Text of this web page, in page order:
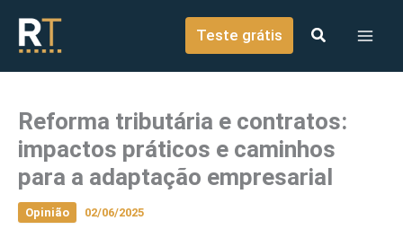
conteúdo
Teste grátis
Reforma tributária e contratos:
impactos práticos e caminhos
para a adaptação empresarial
Opinião 02/06/2025